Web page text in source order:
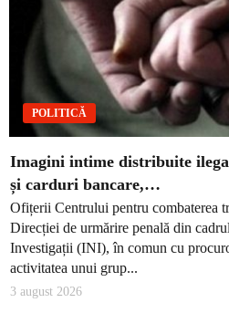
POLITICĂ
Imagini intime distribuite
și carduri bancare,…
Ofițerii Centrului pentru combaterea
Direcției de urmărire penală din
Investigații (INI), în comun cu
activitatea unui grup...
3 august 2026